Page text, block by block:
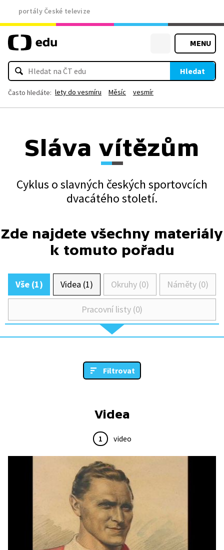
portály České televize
MENU
Hledat
Často hledáte: lety do vesmíru Měsíc vesmír
Sláva vítězům
Cyklus o slavných českých sportovcích
dvacátého století.
Zde najdete všechny materiály
k tomuto pořadu
Vše (1) Videa (1) Okruhy (0) Náměty (0)
Pracovní listy (0)
Filtrovat
Videa
1 video